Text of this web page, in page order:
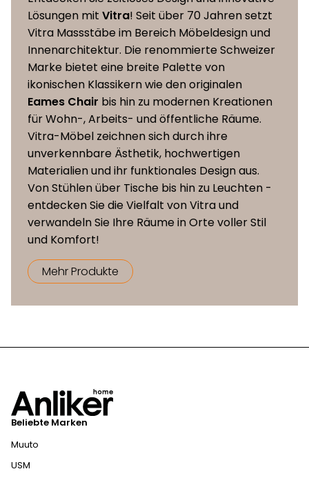
Lösungen mit Vitra! Seit über 70 Jahren setzt
Vitra Massstäbe im Bereich Möbeldesign und
Innenarchitektur. Die renommierte Schweizer
Marke bietet eine breite Palette von
ikonischen Klassikern wie den originalen
Eames Chair bis hin zu modernen Kreationen
für Wohn-, Arbeits- und öffentliche Räume.
Vitra-Möbel zeichnen sich durch ihre
unverkennbare Ästhetik, hochwertigen
Materialien und ihr funktionales Design aus.
Von Stühlen über Tische bis hin zu Leuchten -
entdecken Sie die Vielfalt von Vitra und
verwandeln Sie Ihre Räume in Orte voller Stil
und Komfort!
Mehr Produkte
Beliebte Marken
Muuto
USM